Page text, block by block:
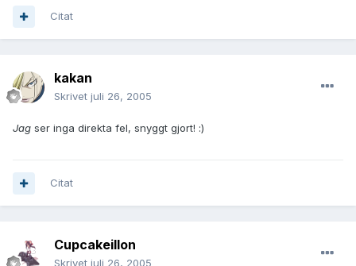
Citat
kakan
Skrivet juli 26, 2005
Jag ser inga direkta fel, snyggt gjort! :)
Citat
Cupcakeillon
Skrivet juli 26, 2005